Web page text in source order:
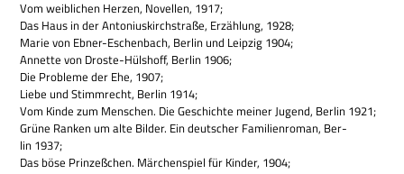
Vom weib­li­chen Her­zen, Novel­len, 1917;
Das Haus in der Anto­ni­us­kirch­straße, Erzäh­lung, 1928;
Marie von Ebner-Eschen­bach, Ber­lin und Leip­zig 1904;
Annette von Dro­ste-Hüls­hoff, Ber­lin 1906;
Die Pro­bleme der Ehe, 1907;
Liebe und Stimm­recht, Ber­lin 1914;
Vom Kinde zum Men­schen. Die Geschichte mei­ner Jugend, Ber­lin 1921;
Grüne Ran­ken um alte Bil­der. Ein deut­scher Fami­li­en­ro­man, Ber­
lin 1937;
Das böse Prin­zeß­chen. Mär­chen­spiel für Kin­der, 1904;